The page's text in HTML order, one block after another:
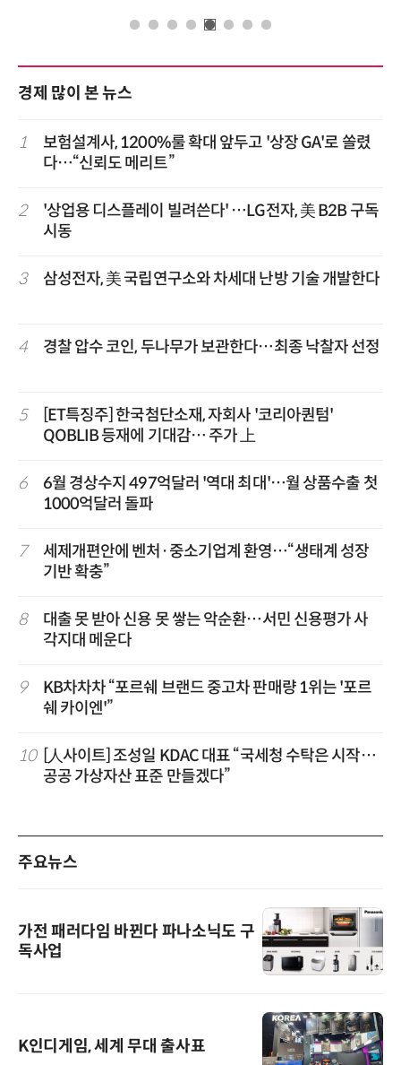
경제 많이 본 뉴스
1
보험설계사, 1200%룰 확대 앞두고 '상장 GA'로 쏠렸
다…“신뢰도 메리트”
2
'상업용 디스플레이 빌려쓴다' …LG전자, 美 B2B 구독
시동
3 삼성전자, 美 국립연구소와 차세대 난방 기술 개발한다
4 경찰 압수 코인, 두나무가 보관한다…최종 낙찰자 선정
5
[ET특징주] 한국첨단소재, 자회사 '코리아퀀텀'
QOBLIB 등재에 기대감… 주가 上
6
6월 경상수지 497억달러 '역대 최대'…월 상품수출 첫
1000억달러 돌파
7
세제개편안에 벤처·중소기업계 환영…“생태계 성장
기반 확충”
8
대출 못 받아 신용 못 쌓는 악순환…서민 신용평가 사
각지대 메운다
9
KB차차차 “포르쉐 브랜드 중고차 판매량 1위는 '포르
쉐 카이엔'”
10 [人사이트] 조성일 KDAC 대표 “국세청 수탁은 시작…
공공 가상자산 표준 만들겠다”
주요뉴스
가전 패러다임 바뀐다 파나소닉도 구
독사업
K인디게임, 세계 무대 출사표